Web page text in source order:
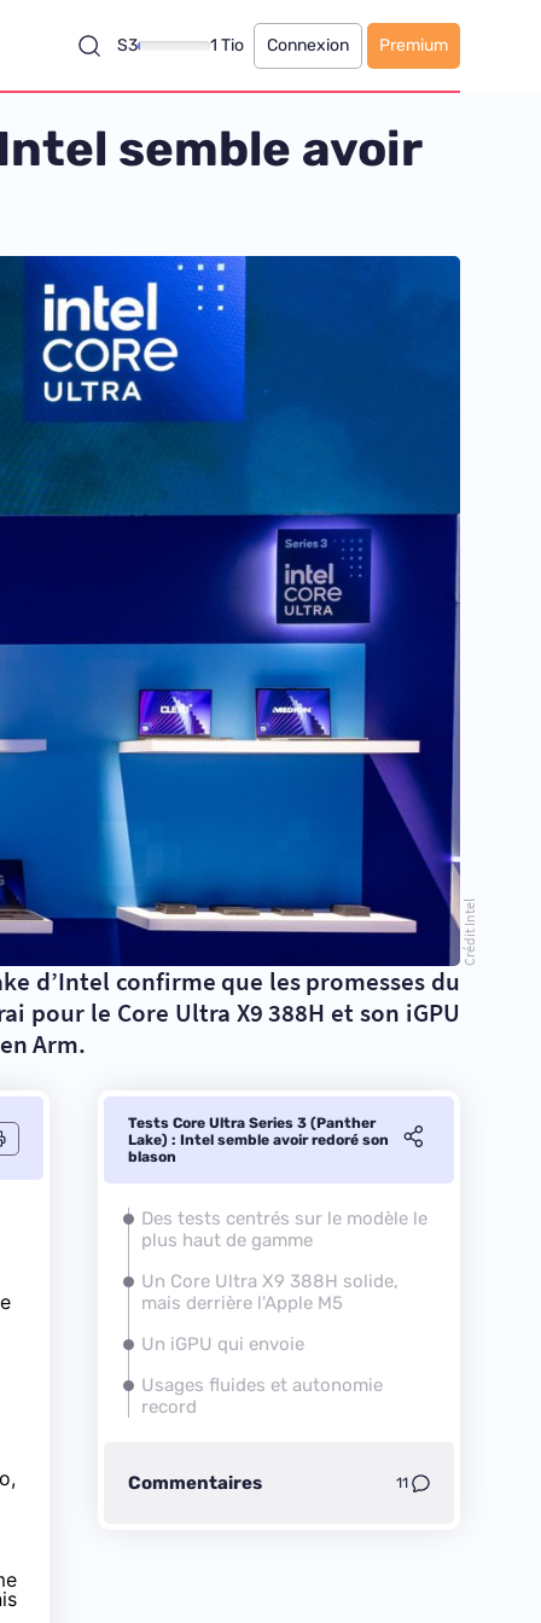
S3 1 Tio Connexion Premium
semble avoir
Crédit Intel
d’Intel confirme que les promesses du
pour le Core Ultra X9 388H et son iGPU
Arm.
Tests Core Ultra Series 3 (Panther
Lake) : Intel semble avoir redoré son
blason
Des tests centrés sur le modèle le
plus haut de gamme
Un Core Ultra X9 388H solide,
mais derrière l'Apple M5
Un iGPU qui envoie
Usages fluides et autonomie
record
Commentaires 11